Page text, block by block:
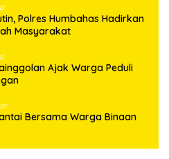
Polres Humbahas Hadirkan
Masyarakat
Ajak Warga Peduli
Bersama Warga Binaan